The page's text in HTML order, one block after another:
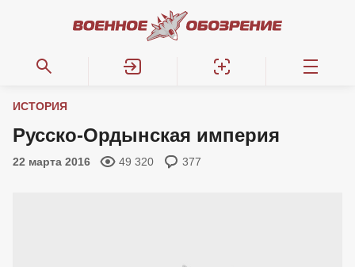
ИСТОРИЯ
Русско-Ордынская империя
22 марта 2016 49 320 377